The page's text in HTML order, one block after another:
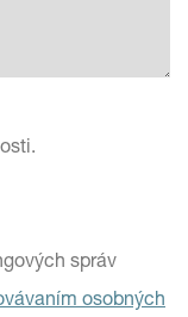
správ
osobných